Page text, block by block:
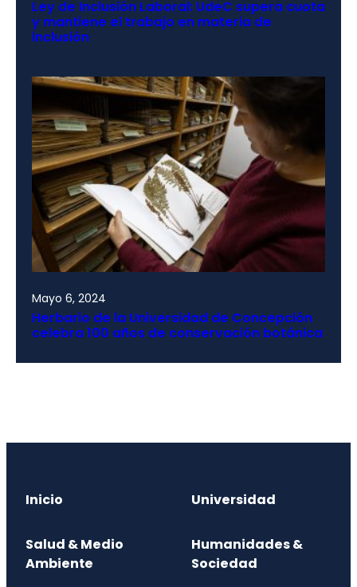
Ley de Inclusión Laboral: UdeC supera cuota
y mantiene el trabajo en materia de
inclusión
Mayo 6, 2024
Herbario de la Universidad de Concepción
celebra 100 años de conservación botánica
Inicio Universidad
Salud & Medio
Ambiente
Humanidades &
Sociedad